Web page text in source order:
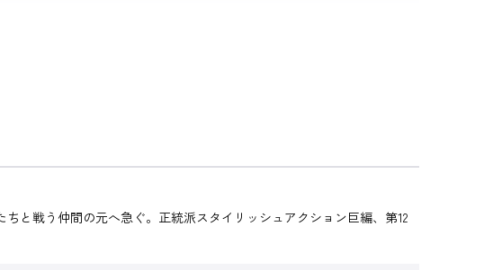
と戦う仲間の元へ急ぐ。正統派スタイリッシュアクション巨編、第12